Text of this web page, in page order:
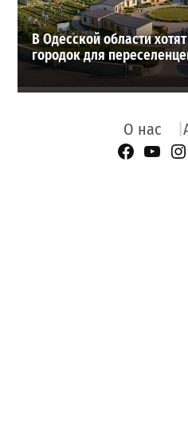
В Одесской области
городок для
О нас
Facebook